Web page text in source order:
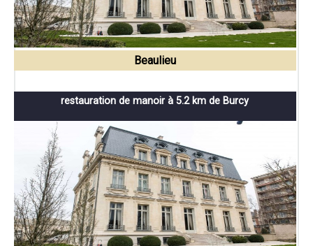
Beaulieu
restauration de manoir à 5.2 km de Burcy